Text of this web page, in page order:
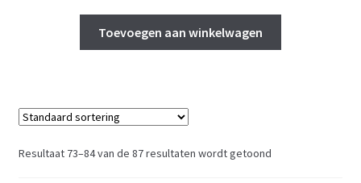
Toevoegen aan winkelwagen
Resultaat 73–84 van de 87 resultaten wordt getoond